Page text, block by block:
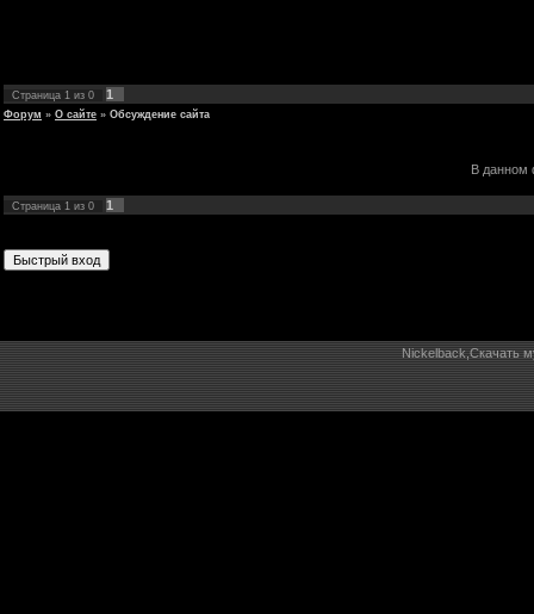
Страница 1 из 0 1
Форум » О сайте » Обсуждение сайта
В данном
Страница 1 из 0 1
Nickelback,Скачать